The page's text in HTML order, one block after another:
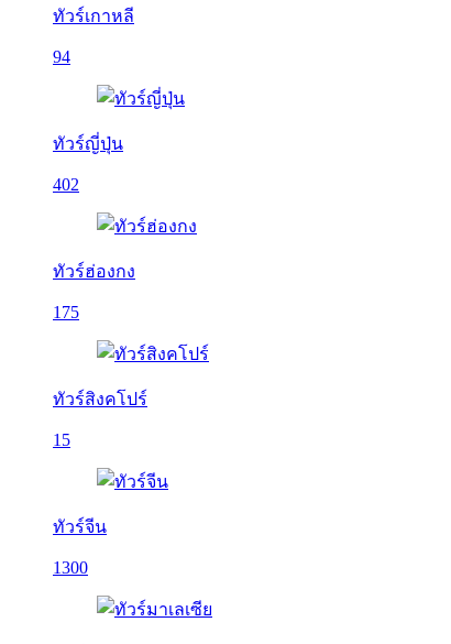
ทัวร์เกาหลี
94
ทัวร์ญี่ปุ่น
402
ทัวร์ฮ่องกง
175
ทัวร์สิงคโปร์
15
ทัวร์จีน
1300